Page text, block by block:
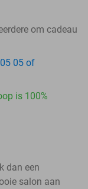
om cadeau
05 of
is 100%
dan een
salon aan